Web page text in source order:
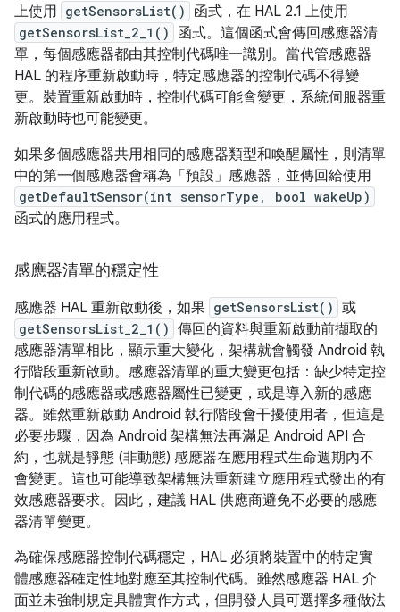
上使用 getSensorsList() 函式，在 HAL 2.1 上使用
getSensorsList_2_1()
函式。這個函式會傳回感應器清
單，每個感應器都由其控制代碼唯一識別。當代管感應器
HAL 的程序重新啟動時，特定感應器的控制代碼不得變
更。裝置重新啟動時，控制代碼可能會變更，系統伺服器重
新啟動時也可能變更。
如果多個感應器共用相同的感應器類型和喚醒屬性，則清單
中的第一個感應器會稱為「預設」 感應器，並傳回給使用
getDefaultSensor(int sensorType, bool wakeUp)
函式的應用程式。
感應器清單的穩定性
感應器 HAL 重新啟動後，如果 getSensorsList() 或
getSensorsList_2_1() 傳回的資料與重新啟動前擷取的
感應器清單相比，顯示重大變化，架構就會觸發 Android 執
行階段重新啟動。感應器清單的重大變更包括：缺少特定控
制代碼的感應器或感應器屬性已變更，或是導入新的感應
器。雖然重新啟動 Android 執行階段會干擾使用者，但這是
必要步驟，因為 Android 架構無法再滿足 Android API 合
約，也就是靜態 (非動態) 感應器在應用程式生命週期內不
會變更。這也可能導致架構無法重新建立應用程式發出的有
效感應器要求。因此，建議 HAL 供應商避免不必要的感應
器清單變更。
為確保感應器控制代碼穩定，HAL 必須將裝置中的特定實
體感應器確定性地對應至其控制代碼。雖然感應器 HAL 介
面並未強制規定具體實作方式，但開發人員可選擇多種做法